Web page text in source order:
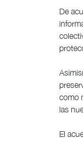
De
como
las
El